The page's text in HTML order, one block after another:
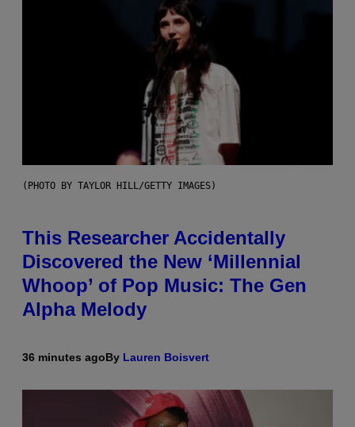
(PHOTO BY TAYLOR HILL/GETTY IMAGES)
This Researcher Accidentally
Discovered the New ‘Millennial
Whoop’ of Pop Music: The Gen
Alpha Melody
36 minutes agoBy Lauren Boisvert